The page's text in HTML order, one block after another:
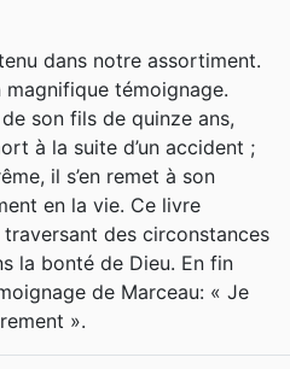
dans notre assortiment.
témoignage.
de son fils de quinze ans,
à la suite d’un accident ;
il s’en remet à son
en la vie. Ce livre
des circonstances
la bonté de Dieu. En fin
de Marceau: « Je
».